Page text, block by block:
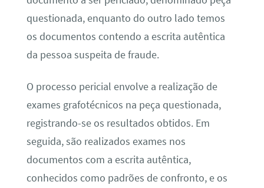
questionada, enquanto do outro lado temos
os documentos contendo a escrita autêntica
da pessoa suspeita de fraude.
O processo pericial envolve a realização de
exames grafotécnicos na peça questionada,
registrando-se os resultados obtidos. Em
seguida, são realizados exames nos
documentos com a escrita autêntica,
conhecidos como padrões de confronto, e os